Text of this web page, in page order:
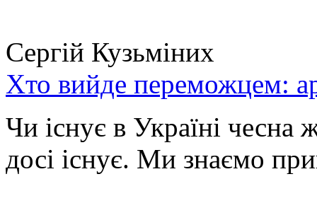
Сергій Кузьміних
Хто вийде переможцем:
Чи існує в Україні чесна
досі існує. Ми знаємо